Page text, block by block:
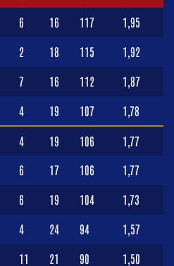
6 16 117 1,95
2 18 115 1,92
7 16 112 1,87
4 19 107 1,78
4 19 106 1,77
6 17 106 1,77
6 19 104 1,73
4 24 94 1,57
11 21 90 1,50